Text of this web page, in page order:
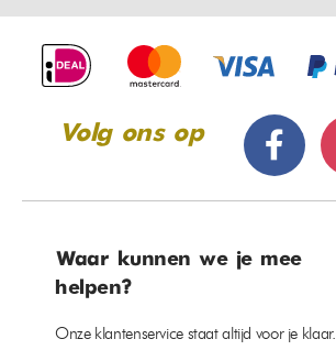
Volg ons op
Waar kunnen we je mee
helpen?
Onze klantenservice staat altijd voor je klaar.